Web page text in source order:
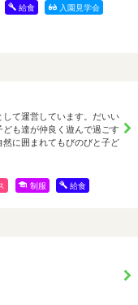
給食 入園見学会
て運営しています。だいい
も達が仲良く遊んで過ごす
に囲まれてもびのびと子ど
制服 給食